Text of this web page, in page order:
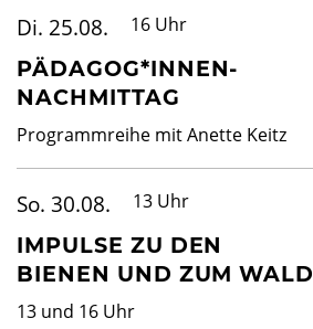
Di. 25.08. 16 Uhr
PÄDAGOG*INNEN-
NACHMITTAG
Programmreihe mit Anette Keitz
So. 30.08. 13 Uhr
IMPULSE ZU DEN
BIENEN UND ZUM WALD
13 und 16 Uhr